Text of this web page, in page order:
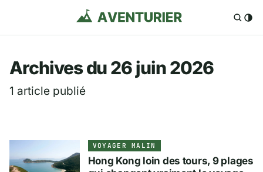
Aventurier.fr —
Archives du 26 juin 2026
1 article publié
VOYAGER MALIN
Hong Kong loin des tours, 9 plages